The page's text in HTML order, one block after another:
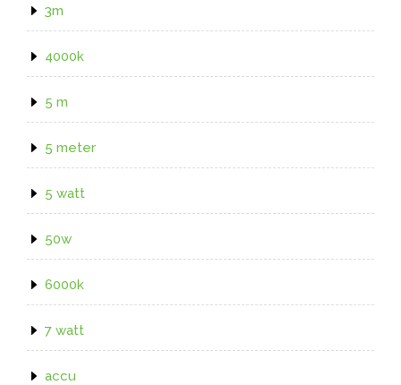
3m
4000k
5 m
5 meter
5 watt
50w
6000k
7 watt
accu